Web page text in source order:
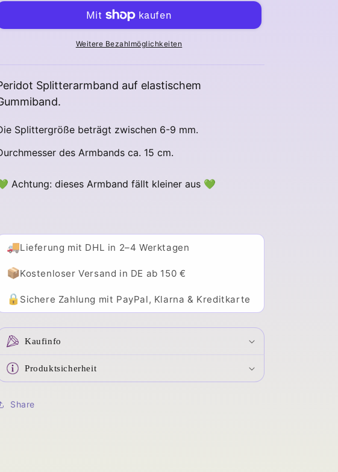
Weitere Bezahlmöglichkeiten
Splitterarmband auf elastischem
Splittergröße beträgt zwischen 6-9 mm.
des Armbands ca. 15 cm.
Achtung: dieses Armband fällt kleiner aus 💚
🚚Lieferung mit DHL in 2–4 Werktagen
📦Kostenloser Versand in DE ab 150 €
🔒 Sichere Zahlung mit PayPal, Klarna & Kreditkarte
Kaufinfo
Produktsicherheit
Share